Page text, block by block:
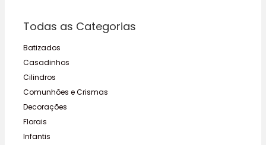
Todas as Categorias
Batizados
Casadinhos
Cilindros
Comunhões e Crismas
Decorações
Florais
Infantis